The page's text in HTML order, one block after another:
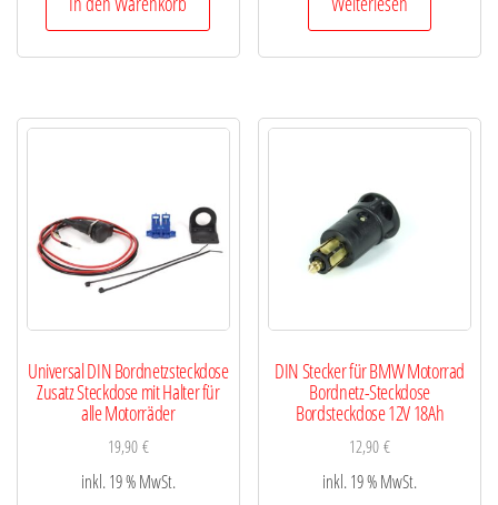
Universal DIN Bordnetzsteckdose
Zusatz Steckdose mit Halter für
alle Motorräder
19,90€
inkl. 19 % MwSt.
DIN Stecker für BMW Motorrad
Bordnetz-Steckdose
Bordsteckdose 12V 18Ah
12,90€
inkl. 19 % MwSt.